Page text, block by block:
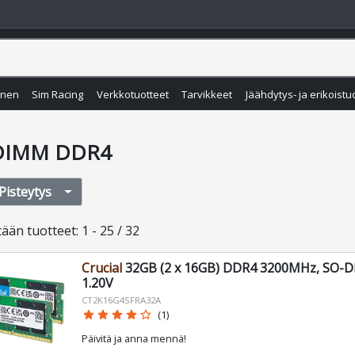
Sim Racing Verkkotuotteet Tarvikkeet Jäähdytys- ja
DDR4
Pisteytys
tuotteet: 1 - 25 / 32
Crucial32GB (2 x 16GB) DDR4 3200MHz, SO-
1.20V
CT2K16G4SFRA32A
star star star star star_border (1)
Päivitä ja anna mennä!